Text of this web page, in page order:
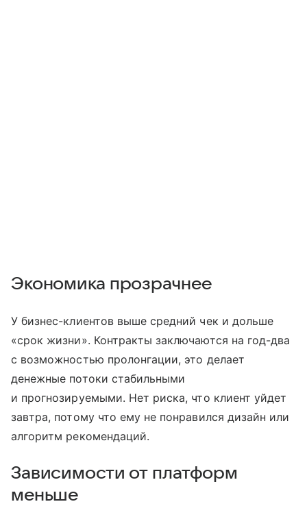
Экономика прозрачнее
У бизнес-клиентов выше средний чек и дольше
«срок жизни». Контракты заключаются на год-два
с возможностью пролонгации, это делает
денежные потоки стабильными
и прогнозируемыми. Нет риска, что клиент уйдет
завтра, потому что ему не понравился дизайн или
алгоритм рекомендаций.
Зависимости от платформ
меньше